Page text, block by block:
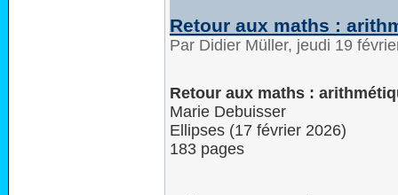
Retour aux maths :
Par Didier Müller, jeudi 19
Retour aux maths :
Marie Debuisser
Ellipses (17 février 2026)
183 pages